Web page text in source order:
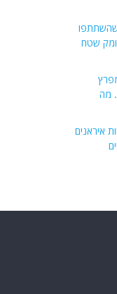
הרקולס שהשתתפו
שטח
מה
איראנים